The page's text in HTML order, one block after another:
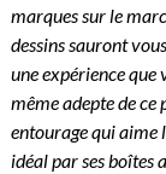
marques sur le
dessins sauront
une expérience que
même adepte de ce
entourage qui aime
idéal par ses boîtes